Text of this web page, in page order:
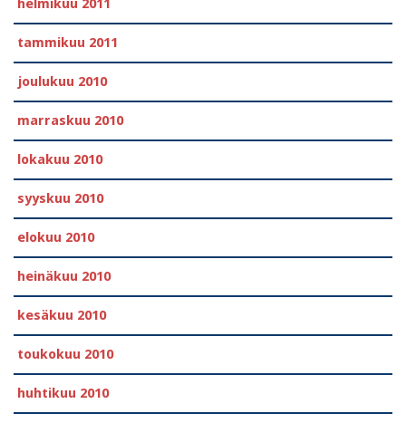
helmikuu 2011
tammikuu 2011
joulukuu 2010
marraskuu 2010
lokakuu 2010
syyskuu 2010
elokuu 2010
heinäkuu 2010
kesäkuu 2010
toukokuu 2010
huhtikuu 2010